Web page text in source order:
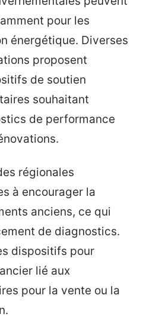
pour les
énergétique. Diverses
proposent
de soutien
souhaitant
de performance
régionales
à encourager la
anciens, ce qui
de diagnostics.
dispositifs pour
lié aux
pour la vente ou la